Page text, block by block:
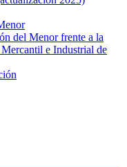
del Menor frente a la
e Industrial de